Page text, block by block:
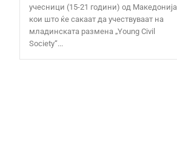
учесници (15-21 години) од Македонија,
кои што ќе сакаат да учествуваат на
младинската размена „Young Civil
Society“...